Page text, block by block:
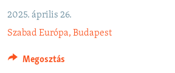
EURÓPAI UNIÓ
VILÁG
KLÍMAVÁLTOZÁS
2025. április 26.
Szabad Európa, Budapest
Megosztás